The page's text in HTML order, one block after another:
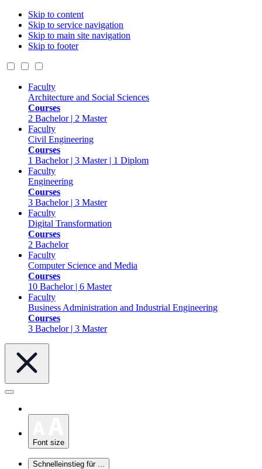
Skip to content
Skip to service navigation
Skip to main site navigation
Skip to footer
Faculty
Architecture and Social Sciences
Courses
2 Bachelor | 2 Master
Faculty
Civil Engineering
Courses
1 Bachelor | 3 Master | 1 Diplom
Faculty
Engineering
Courses
3 Bachelor | 3 Master
Faculty
Digital Transformation
Courses
2 Bachelor
Faculty
Computer Science and Media
Courses
10 Bachelor | 6 Master
Faculty
Business Administration and Industrial Engineering
Courses
3 Bachelor | 3 Master
Font size
Schnelleinstieg für ...